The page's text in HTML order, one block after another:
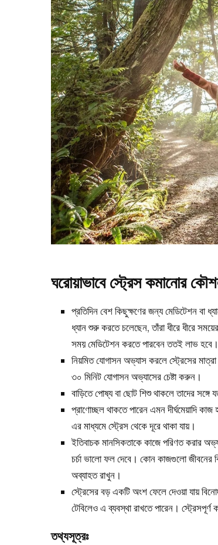
ঘরোয়াভাবে স্ট্রেস কমানোর
প্রতিদিন বেশ কিছুক্ষণের জন্য মেডিটেশন বা
ধ্যান শুরু করতে চলেছেন, তাঁরা ধীরে ধীরে
সময় মেডিটেশন করতে পারবেন ততই লাভ
নিয়মিত যোগাসন অভ্যাস করলে স্ট্রেসের
৩০ মিনিট যোগাসন অভ্যাসের চেষ্টা করুন।
বাড়িতে পোষ্য বা ছোট শিশু থাকলে তাদের
প্রাণোচ্ছল থাকতে পারেন এমন দীর্ঘমেয়াদি
এর মাধ্যমে স্ট্রেস থেকে দূরে থাকা যায়।
ইতিবাচক মানসিকতাকে কাজে পরিণত করার
চর্চা ভালো ফল দেবে। কোন কাজগুলো জীবনের
অব্যাহত রাখুন।
স্ট্রেসের বড় একটি অংশ ফেলে দেওয়া যায়
টেবিলেও এ ব্যবস্থা রাখতে পারেন।
তথ্যসূত্রঃ